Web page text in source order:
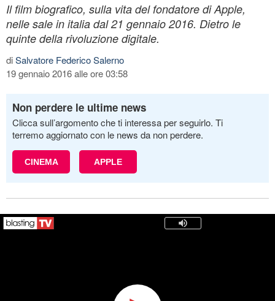
Il film biografico, sulla vita del fondatore di Apple,
nelle sale in italia dal 21 gennaio 2016. Dietro le
quinte della rivoluzione digitale.
diSalvatore Federico Salerno
19 gennaio 2016 alle ore 03:58
Non perdere le ultime news
Clicca sull’argomento che ti interessa per seguirlo. Ti
terremo aggiornato con le news da non perdere.
CINEMA APPLE